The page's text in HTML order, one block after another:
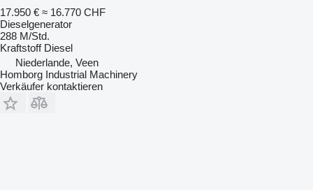
17.950 € ≈ 16.770 CHF
Dieselgenerator
288 M/Std.
Kraftstoff Diesel
Niederlande, Veen
Homborg Industrial Machinery
Verkäufer kontaktieren